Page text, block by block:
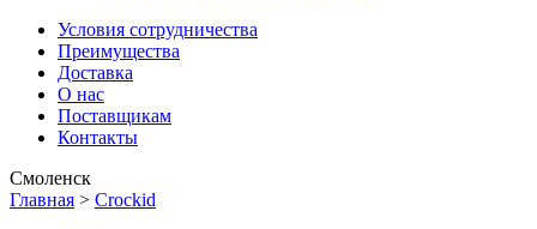
Условия сотрудничества
Преимущества
Доставка
О нас
Поставщикам
Контакты
Смоленск
Главная > Crockid